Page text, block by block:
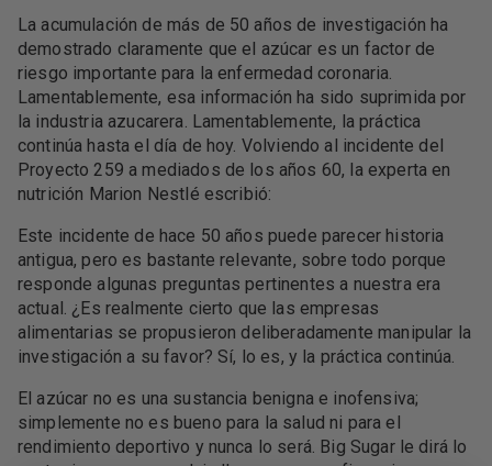
La acumulación de más de 50 años de investigación ha
demostrado claramente que el azúcar es un factor de
riesgo importante para la enfermedad coronaria.
Lamentablemente, esa información ha sido suprimida por
la industria azucarera. Lamentablemente, la práctica
continúa hasta el día de hoy. Volviendo al incidente del
Proyecto 259 a mediados de los años 60, la experta en
nutrición Marion Nestlé escribió:
Este incidente de hace 50 años puede parecer historia
antigua, pero es bastante relevante, sobre todo porque
responde algunas preguntas pertinentes a nuestra era
actual. ¿Es realmente cierto que las empresas
alimentarias se propusieron deliberadamente manipular la
investigación a su favor? Sí, lo es, y la práctica continúa.
El azúcar no es una sustancia benigna e inofensiva;
simplemente no es bueno para la salud ni para el
rendimiento deportivo y nunca lo será. Big Sugar le dirá lo